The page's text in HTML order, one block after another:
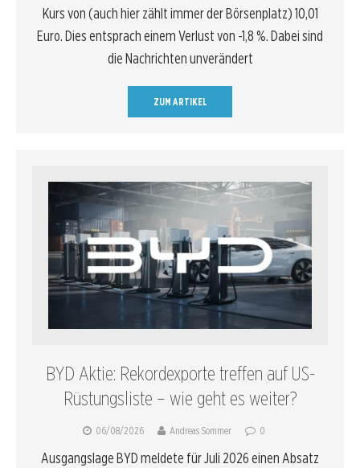
Kurs von (auch hier zählt immer der Börsenplatz) 10,01
Euro. Dies entsprach einem Verlust von -1,8 %. Dabei sind
die Nachrichten unverändert
ZUM ARTIKEL
BYD Aktie: Rekordexporte treffen auf US-
Rüstungsliste – wie geht es weiter?
06/08/2026 Andreas Sommer 0
Ausgangslage BYD meldete für Juli 2026 einen Absatz